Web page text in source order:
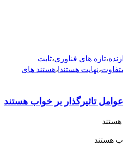
،تازه های فناوری،ثابت
،نهایت هستند!،هستند های
تاثیرگذار بر خواب هستند